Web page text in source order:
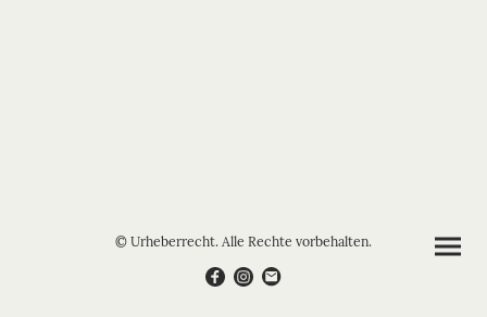
© Urheberrecht. Alle Rechte vorbehalten.